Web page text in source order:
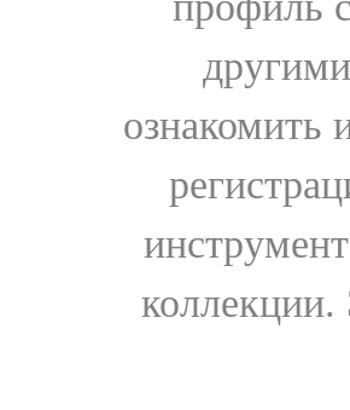
ознакомить
коллекции.